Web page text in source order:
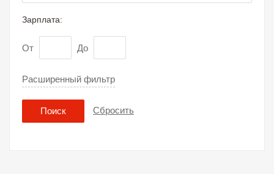
Зарплата:
От До
Расширенный фильтр
Поиск Сбросить